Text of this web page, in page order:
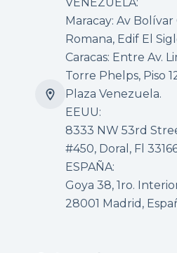
Maracay: Av
Romana, Edif El
Caracas: Entre Av.
Torre Phelps, Piso
Plaza Venezuela.
EEUU:
8333 NW 53rd
#450, Doral, Fl
ESPAÑA:
Goya 38, 1ro.
28001 Madrid,